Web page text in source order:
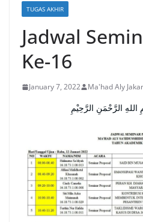
TUGAS AKHIR
Jadwal
Ke-16
January 7, 2022 Ma'had Aly
اللهِ الرَّحْمَنِ الرَّحِيْمِ